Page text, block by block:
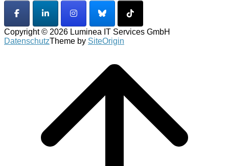
Copyright © 2026 Luminea IT Services GmbH
DatenschutzTheme by SiteOrigin